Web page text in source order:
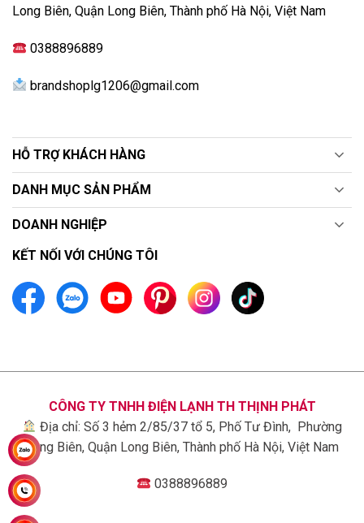
Long Biên, Quận Long Biên, Thành phố Hà Nội, Việt Nam
0388896889
brandshoplg1206@gmail.com
HỖ TRỢ KHÁCH HÀNG
DANH MỤC SẢN PHẨM
DOANH NGHIỆP
KẾT NỐI VỚI CHÚNG TÔI
CÔNG TY TNHH ĐIỆN LẠNH TH THỊNH PHÁT
Địa chỉ: Số 3 hẻm 2/85/37 tổ 5, Phố Tư Đình, Phường
Long Biên, Quận Long Biên, Thành phố Hà Nội, Việt Nam
0388896889